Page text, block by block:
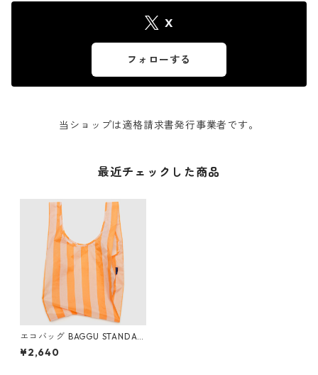
X
フォローする
当ショップは適格請求書発行事業者です。
最近チェックした商品
エコバッグ BAGGU STANDAR
D スタンダードバグゥ バグー
オレンジワイドストライプ
¥2,640